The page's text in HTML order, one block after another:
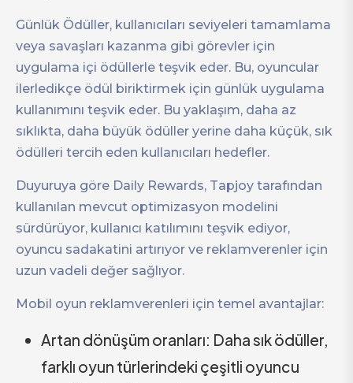
Günlük Ödüller, kullanıcıları seviyeleri tamamlama
veya savaşları kazanma gibi görevler için
uygulama içi ödüllerle teşvik eder. Bu, oyuncular
ilerledikçe ödül biriktirmek için günlük uygulama
kullanımını teşvik eder. Bu yaklaşım, daha az
sıklıkta, daha büyük ödüller yerine daha küçük, sık
ödülleri tercih eden kullanıcıları hedefler.
Duyuruya göre Daily Rewards, Tapjoy tarafından
kullanılan mevcut optimizasyon modelini
sürdürüyor, kullanıcı katılımını teşvik ediyor,
oyuncu sadakatini artırıyor ve reklamverenler için
uzun vadeli değer sağlıyor.
Mobil oyun reklamverenleri için temel avantajlar:
Artan dönüşüm oranları: Daha sık ödüller,
farklı oyun türlerindeki çeşitli oyuncu